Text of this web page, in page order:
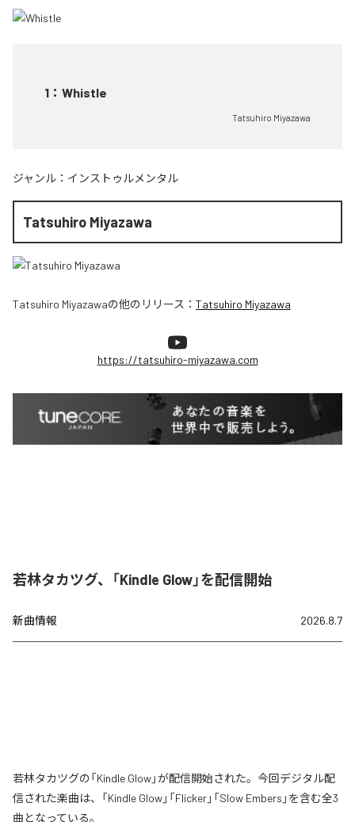
1 ： Whistle
Tatsuhiro Miyazawa
ジャンル： インストゥルメンタル
Tatsuhiro Miyazawa
Tatsuhiro Miyazawaの他のリリース： Tatsuhiro Miyazawa
https://tatsuhiro-miyazawa.com
若林タカツグ、「Kindle Glow」を配信開始
新曲情報 2026.8.7
若林タカツグの「Kindle Glow」が配信開始された。今回デジタル配
信された楽曲は、「Kindle Glow」「Flicker」「Slow Embers」を含む全3
曲となっている。